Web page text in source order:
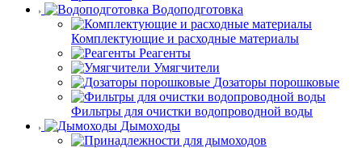
Водоподготовка
Комплектующие и расходные материалы
Реагенты
Умягчители
Дозаторы порошковые
Фильтры для очистки водопроводной воды
Дымоходы